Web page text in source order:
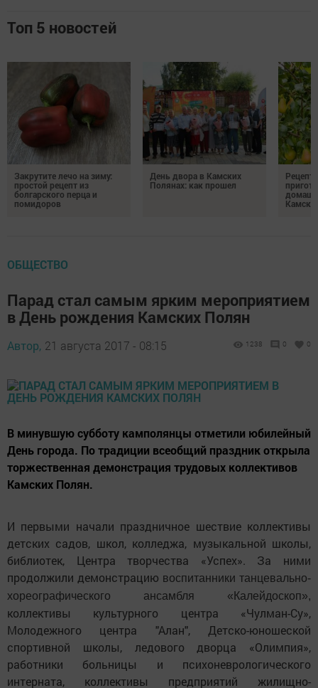
Топ 5 новостей
Закрутите лечо на зиму:
простой рецепт из
болгарского перца и
помидоров
День двора в Камских
Полянах: как прошел
ОБЩЕСТВО
Парад стал самым ярким мероприятием
в День рождения Камских Полян
Автор, 21 августа 2017 - 08:15 1238 0 0
В минувшую субботу камполянцы отметили юбилейный
День города. По традиции всеобщий праздник открыла
торжественная демонстрация трудовых коллективов
Камских Полян.
И первыми начали праздничное шествие коллективы
детских садов, школ, колледжа, музыкальной школы,
библиотек, Центра творчества «Успех». За ними
продолжили демонстрацию воспитанники танцевально-
хореографического ансамбля «Калейдоскоп»,
коллективы культурного центра «Чулман-Су»,
Молодежного центра "Алан", Детско-юношеской
спортивной школы, ледового дворца «Олимпия»,
работники больницы и психоневрологического
интерната, коллективы предприятий жилищно-